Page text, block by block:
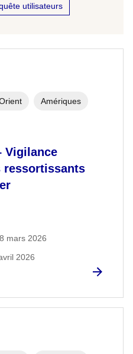
utilisateurs
Vigilance
ressortissants
Amériques
mars 2026
2026